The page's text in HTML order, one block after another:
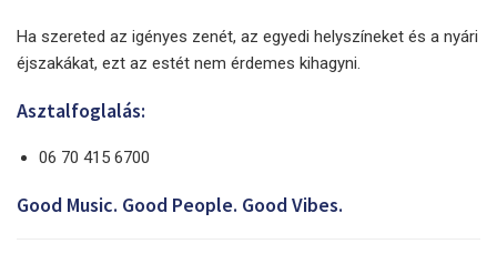
Ha szereted az igényes zenét, az egyedi helyszíneket és a nyári
éjszakákat, ezt az estét nem érdemes kihagyni.
Asztalfoglalás:
06 70 415 6700
Good Music. Good People. Good Vibes.